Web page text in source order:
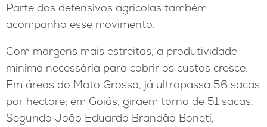
Parte dos defensivos agrícolas também
acompanha esse movimento.
Com margens mais estreitas, a produtividade
mínima necessária para cobrir os custos cresce.
Em áreas do Mato Grosso, já ultrapassa 56 sacas
por hectare; em Goiás, giraem torno de 51 sacas.
Segundo João Eduardo Brandão Boneti,